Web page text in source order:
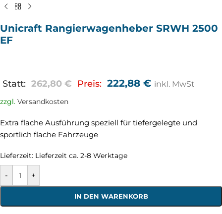
Unicraft Rangierwagenheber SRWH 2500
EF
Statt: 262,80€ Preis: 222,88 € inkl. MwSt
zzgl. Versandkosten
Extra flache Ausführung speziell für tiefergelegte und
sportlich flache Fahrzeuge
Lieferzeit: Lieferzeit ca. 2-8 Werktage
- +
IN DEN WARENKORB